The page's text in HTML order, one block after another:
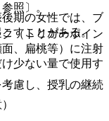
期の女性では、ブ
すことがある。
慮し、授乳の継続
照〕。
（トリガーポイン
、扁桃等）に注射
少ない量で使用す